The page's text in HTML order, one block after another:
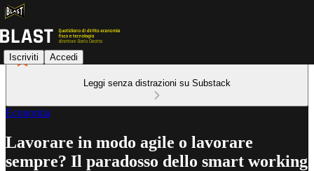
Iscriviti Accedi
Leggi senza distrazioni su Substack
Economia
Lavorare in modo agile o lavorare
sempre? Il paradosso dello smart working